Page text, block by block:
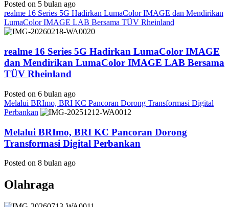
Posted on 5 bulan ago
realme 16 Series 5G Hadirkan LumaColor IMAGE dan Mendirikan
LumaColor IMAGE LAB Bersama TÜV Rheinland
realme 16 Series 5G Hadirkan LumaColor IMAGE
dan Mendirikan LumaColor IMAGE LAB Bersama
TÜV Rheinland
Posted on 6 bulan ago
Melalui BRImo, BRI KC Pancoran Dorong Transformasi Digital
Perbankan
Melalui BRImo, BRI KC Pancoran Dorong
Transformasi Digital Perbankan
Posted on 8 bulan ago
Olahraga